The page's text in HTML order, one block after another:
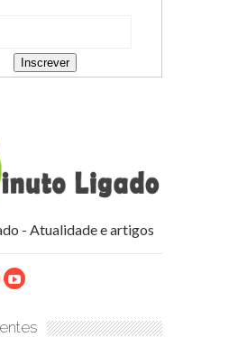
- Atualidade e artigos